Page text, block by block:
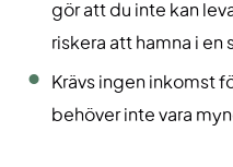
gör att du inte kan
riskera att hamna i en
Krävs ingen inkomst
behöver inte vara